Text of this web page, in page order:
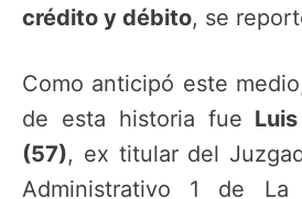
crédito y débito, se
Como anticipó este
de esta historia fue
(57), ex titular del
Administrativo 1 de